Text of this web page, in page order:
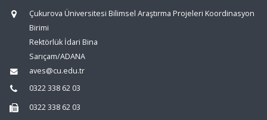
Çukurova Üniversitesi Bilimsel Araştırma Projeleri Koordinasyon
Birimi
Rektörlük İdari Bina
Sarıçam/ADANA
aves@cu.edu.tr
0322 338 62 03
0322 338 62 03